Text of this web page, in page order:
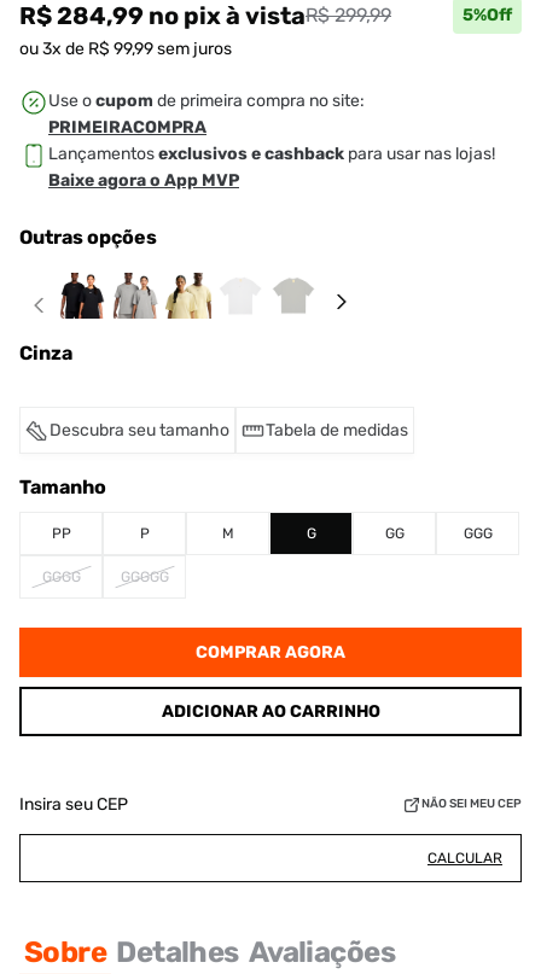
R$ 284,99 no pixà vistaR$ 299,99 5%Off
ou3x de R$ 99,99sem juros
Use ocupom de primeira compra no site:
PRIMEIRACOMPRA
Lançamentosexclusivos e cashback para usar nas lojas!
Baixe agora o App MVP
Outras opções
Cinza
Descubra seu tamanho Tabela de medidas
Tamanho
PP P M G GG GGG
GGGG GGGGG
COMPRAR AGORA
ADICIONAR AO CARRINHO
Insira seu CEP NÃO SEI MEU CEP
CALCULAR
Sobre Detalhes Avaliações